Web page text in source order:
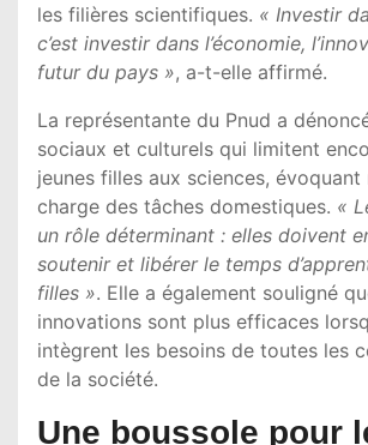
les filières scientifiques. « Investir
c’est investir dans l’économie,
futur du pays », a-t-elle affirmé.
La représentante du Pnud a
sociaux et culturels qui limitent
jeunes filles aux sciences,
charge des tâches domestiques. «
un rôle déterminant : elles doivent
soutenir et libérer le temps
filles ». Elle a également souligné
innovations sont plus efficaces
intègrent les besoins de toutes les
de la société.
Une boussole pour